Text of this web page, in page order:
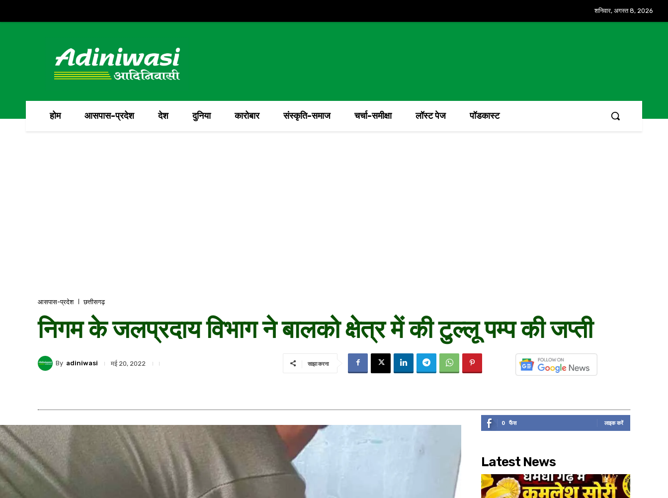
शनिवार, अगस्त 8, 2026
होम आसपास-प्रदेश देश दुनिया कारोबार संस्कृति-समाज चर्चा-समीक्षा लॉस्ट पेज पॉडकास्ट
आसपास-प्रदेश छत्तीसगढ़
निगम के जलप्रदाय विभाग ने बालको क्षेत्र में की टुल्लू पम्प की जप्ती
By adiniwasi मई 20, 2022 साझा करना
0 फैंस लाइक करें
Latest News